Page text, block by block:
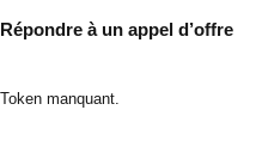
Répondre à un appel d’offre
Token manquant.